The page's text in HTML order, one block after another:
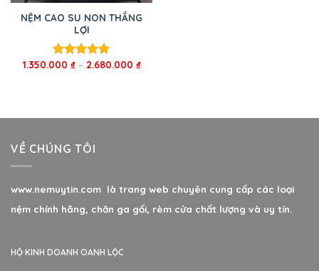
NỆM CAO SU NON THẮNG
LỢI
Được xếp
1.350.000 ₫– 2.680.000 ₫
VỀ CHÚNG TÔI
www.nemuytin.com là trang web chuyên cung cấp các loại
nệm chính hãng, chăn ga gối, rèm cửa chất lượng và uy tín.
HỘ KINH DOANH OANH LỘC